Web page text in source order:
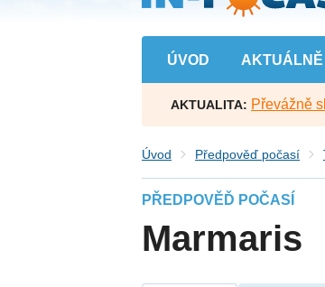
ÚVOD AKTUÁLNĚ
AKTUALITA: Převážně
Úvod Předpověď počasí
PŘEDPOVĚĎ POČASÍ
Marmaris